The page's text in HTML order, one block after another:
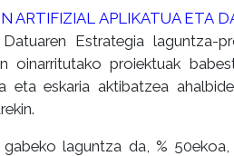
ARTIFIZIAL APLIKATUA ETA
Estrategia laguntza-
oinarritutako proiektuak
eta eskaria aktibatzea
gabeko laguntza da, %